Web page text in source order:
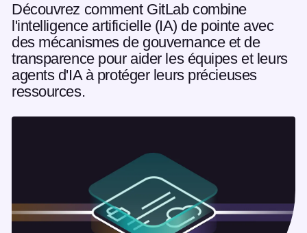
Découvrez comment GitLab combine
l'intelligence artificielle (IA) de pointe avec
des mécanismes de gouvernance et de
transparence pour aider les équipes et leurs
agents d'IA à protéger leurs précieuses
ressources.